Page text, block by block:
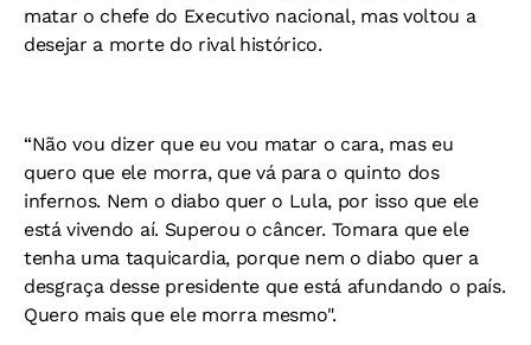
matar o chefe do Executivo nacional, mas voltou a
desejar a morte do rival histórico.
“Não vou dizer que eu vou matar o cara, mas eu
quero que ele morra, que vá para o quinto dos
infernos. Nem o diabo quer o Lula, por isso que ele
está vivendo aí. Superou o câncer. Tomara que ele
tenha uma taquicardia, porque nem o diabo quer a
desgraça desse presidente que está afundando o país.
Quero mais que ele morra mesmo".